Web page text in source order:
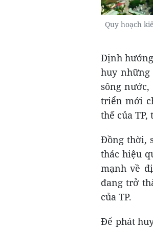
Quy hoạch
Định
huy
sông
triển mới
thế của
Đồng thời,
thác hiệu
mạnh về
đang trở
của TP.
Để phát